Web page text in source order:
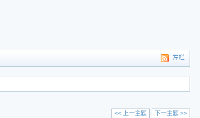
左栏
下一主题 >>
<< 上一主题